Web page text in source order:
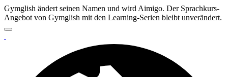
Gymglish ändert seinen Namen und wird Aimigo. Der Sprachkurs-
Angebot von Gymglish mit den Learning-Serien bleibt unverändert.